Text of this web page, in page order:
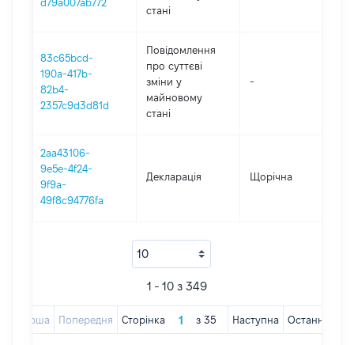
d79a007ab772
стані
83c65bcd-
190a-417b-
82b4-
2357c9d3d81d
Повідомлення
про суттєві
зміни y
майновому
стані
-
2aa43106-
9e5e-4f24-
9f9a-
49f8c94776fa
Декларація Щорічна
1 - 10 з 349
Перша Попередня Сторінка з 35 Наступна Остання